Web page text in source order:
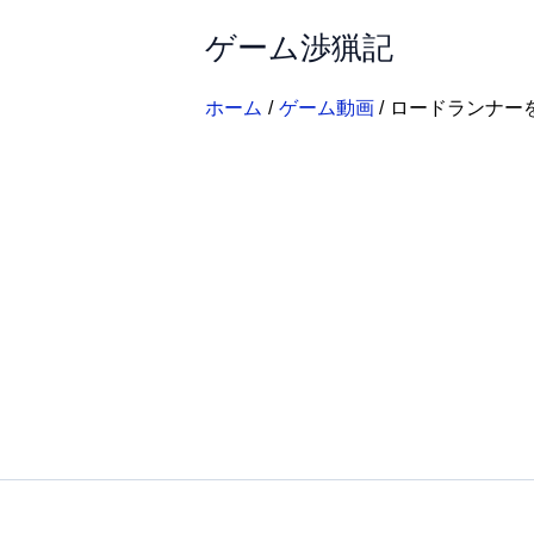
ゲーム渉猟記
ホーム ゲーム動画 ロードランナー